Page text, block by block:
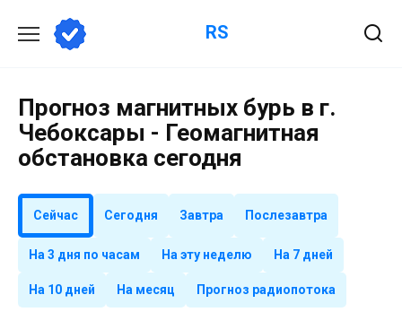
содержанию
RS
Прогноз магнитных бурь в г.
Чебоксары - Геомагнитная
обстановка сегодня
Сейчас Сегодня Завтра Послезавтра
На 3 дня по часам На эту неделю На 7 дней
На 10 дней На месяц Прогноз радиопотока